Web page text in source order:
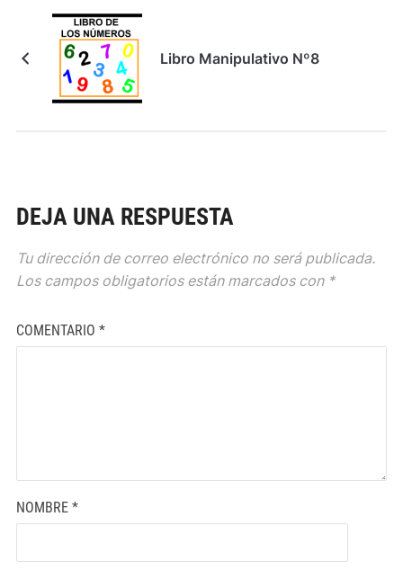
Libro Manipulativo Nº8
DEJA UNA RESPUESTA
Tu dirección de correo electrónico no será publicada.
Los campos obligatorios están marcados con *
COMENTARIO *
NOMBRE *